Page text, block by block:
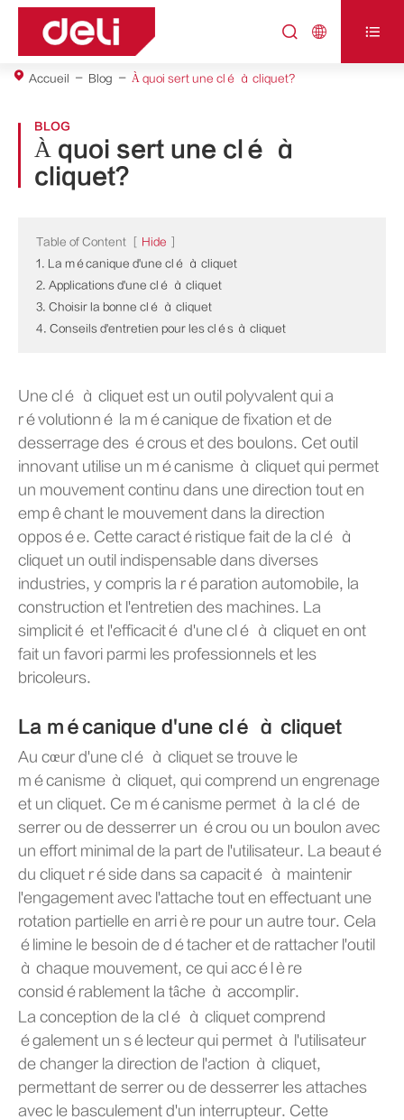
  
Accueil Blog À quoi sert une clé à cliquet?
BLOG
À quoi sert une clé à
cliquet?
Table of Content Hide
1. La mécanique d'une clé à cliquet
2. Applications d'une clé à cliquet
3. Choisir la bonne clé à cliquet
4. Conseils d'entretien pour les clés à cliquet
Une clé à cliquet est un outil polyvalent qui a
révolutionné la mécanique de fixation et de
desserrage des écrous et des boulons. Cet outil
innovant utilise un mécanisme à cliquet qui permet
un mouvement continu dans une direction tout en
empêchant le mouvement dans la direction
opposée. Cette caractéristique fait de la clé à
cliquet un outil indispensable dans diverses
industries, y compris la réparation automobile, la
construction et l'entretien des machines. La
simplicité et l'efficacité d'une clé à cliquet en ont
fait un favori parmi les professionnels et les
bricoleurs.
La mécanique d'une clé à cliquet
Au cœur d'une clé à cliquet se trouve le
mécanisme à cliquet, qui comprend un engrenage
et un cliquet. Ce mécanisme permet à la clé de
serrer ou de desserrer un écrou ou un boulon avec
un effort minimal de la part de l'utilisateur. La beauté
du cliquet réside dans sa capacité à maintenir
l'engagement avec l'attache tout en effectuant une
rotation partielle en arrière pour un autre tour. Cela
élimine le besoin de détacher et de rattacher l'outil
à chaque mouvement, ce qui accélère
considérablement la tâche à accomplir.
La conception de la clé à cliquet comprend
également un sélecteur qui permet à l'utilisateur
de changer la direction de l'action à cliquet,
permettant de serrer ou de desserrer les attaches
avec le basculement d'un interrupteur. Cette